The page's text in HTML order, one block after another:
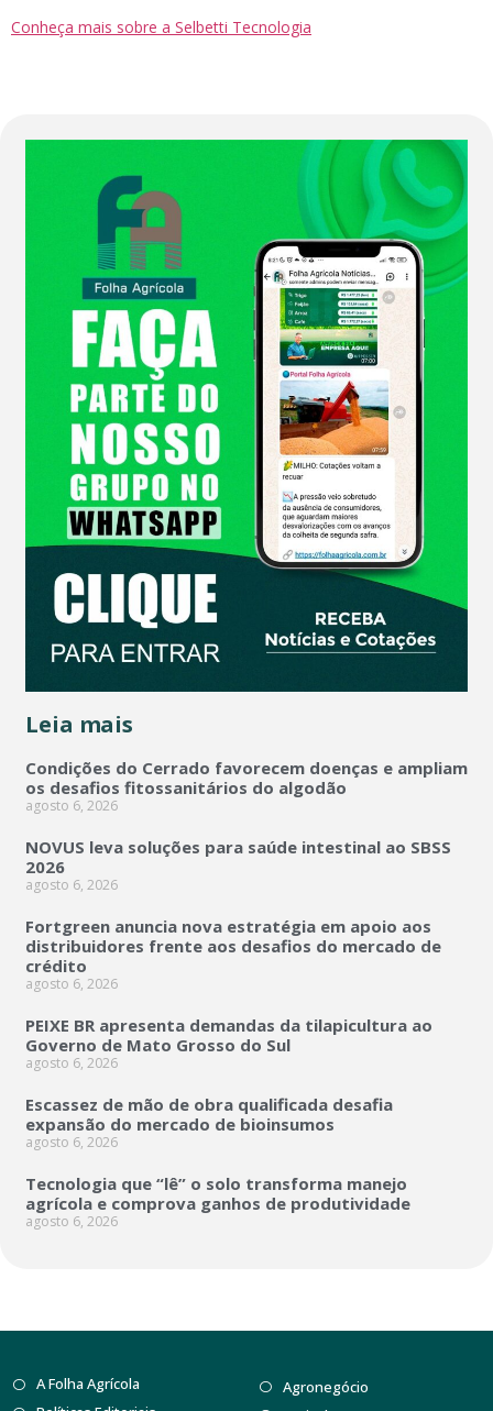
Conheça mais sobre a Selbetti Tecnologia
Leia mais
Condições do Cerrado favorecem doenças e ampliam
os desafios fitossanitários do algodão
agosto 6, 2026
NOVUS leva soluções para saúde intestinal ao SBSS
2026
agosto 6, 2026
Fortgreen anuncia nova estratégia em apoio aos
distribuidores frente aos desafios do mercado de
crédito
agosto 6, 2026
PEIXE BR apresenta demandas da tilapicultura ao
Governo de Mato Grosso do Sul
agosto 6, 2026
Escassez de mão de obra qualificada desafia
expansão do mercado de bioinsumos
agosto 6, 2026
Tecnologia que “lê” o solo transforma manejo
agrícola e comprova ganhos de produtividade
agosto 6, 2026
A Folha Agrícola
Agronegócio